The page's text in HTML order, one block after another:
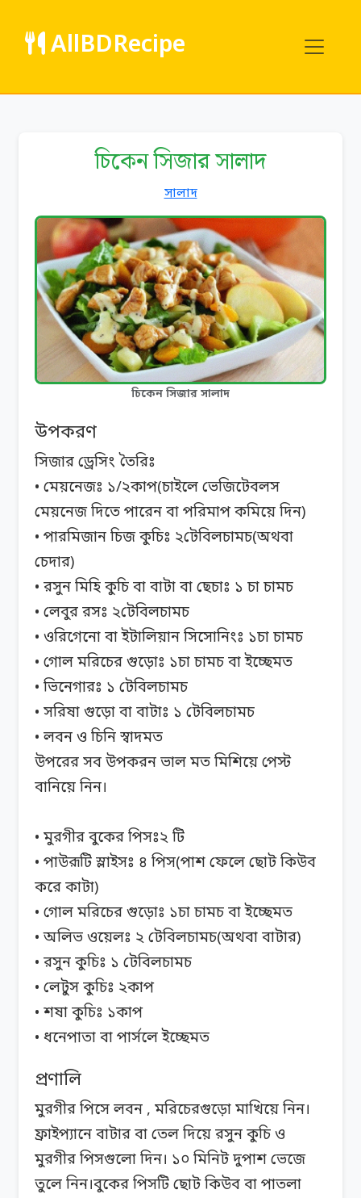
AllBDRecipe
চিকেন সিজার সালাদ
সালাদ
চিকেন সিজার সালাদ
উপকরণ
সিজার ড্রেসিং তৈরিঃ
• মেয়নেজঃ ১/২কাপ(চাইলে ভেজিটেবলস
মেয়নেজ দিতে পারেন বা পরিমাপ কমিয়ে দিন)
• পারমিজান চিজ কুচিঃ ২টেবিলচামচ(অথবা
চেদার)
• রসুন মিহি কুচি বা বাটা বা ছেচাঃ ১ চা চামচ
• লেবুর রসঃ ২টেবিলচামচ
• ওরিগেনো বা ইটালিয়ান সিসোনিংঃ ১চা চামচ
• গোল মরিচের গুড়োঃ ১চা চামচ বা ইচ্ছেমত
• ভিনেগারঃ ১ টেবিলচামচ
• সরিষা গুড়ো বা বাটাঃ ১ টেবিলচামচ
• লবন ও চিনি স্বাদমত
উপরের সব উপকরন ভাল মত মিশিয়ে পেস্ট
বানিয়ে নিন।
• মুরগীর বুকের পিসঃ২ টি
• পাউরূটি স্লাইসঃ ৪ পিস(পাশ ফেলে ছোট কিউব
করে কাটা)
• গোল মরিচের গুড়োঃ ১চা চামচ বা ইচ্ছেমত
• অলিভ ওয়েলঃ ২ টেবিলচামচ(অথবা বাটার)
• রসুন কুচিঃ ১ টেবিলচামচ
• লেটুস কুচিঃ ২কাপ
• শষা কুচিঃ ১কাপ
• ধনেপাতা বা পার্সলে ইচ্ছেমত
প্রণালি
মুরগীর পিসে লবন , মরিচেরগুড়ো মাখিয়ে নিন।
ফ্রাইপ্যানে বাটার বা তেল দিয়ে রসুন কুচি ও
মুরগীর পিসগুলো দিন। ১০ মিনিট দুপাশ ভেজে
তুলে নিন।বুকের পিসটি ছোট কিউব বা পাতলা